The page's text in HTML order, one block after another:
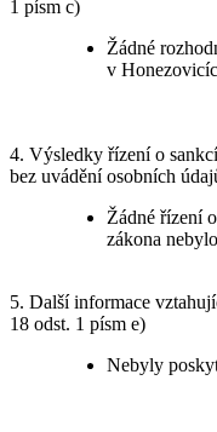
1 písm c)
Žádné
v
4. Výsledky řízení o
bez uvádění osobních
Žádné řízení
zákona
5. Další informace
18 odst. 1 písm e)
Nebyly